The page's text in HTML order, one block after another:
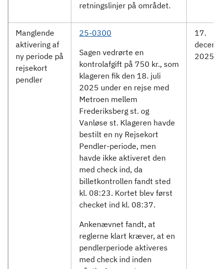
retningslinjer på området.
Manglende
aktivering af
ny periode på
rejsekort
pendler
25-0300
Sagen vedrørte en
kontrolafgift på 750 kr., som
klageren fik den 18. juli
2025 under en rejse med
Metroen mellem
Frederiksberg st. og
Vanløse st. Klageren havde
bestilt en ny Rejsekort
Pendler-periode, men
havde ikke aktiveret den
med check ind, da
billetkontrollen fandt sted
kl. 08:23. Kortet blev først
checket ind kl. 08:37.
Ankenævnet fandt, at
reglerne klart kræver, at en
pendlerperiode aktiveres
med check ind inden
17.
2025